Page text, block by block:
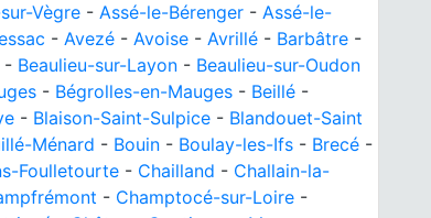
Vègre - Assé-le-Bérenger - Assé-le-
- Avezé - Avoise - Avrillé - Barbâtre -
- Beaulieu-sur-Layon - Beaulieu-sur-Oudon
- Bégrolles-en-Mauges - Beillé -
- Blaison-Saint-Sulpice - Blandouet-Saint
Ménard - Bouin - Boulay-les-Ifs - Brecé -
Foulletourte - Chailland - Challain-la-
- Champtocé-sur-Loire -